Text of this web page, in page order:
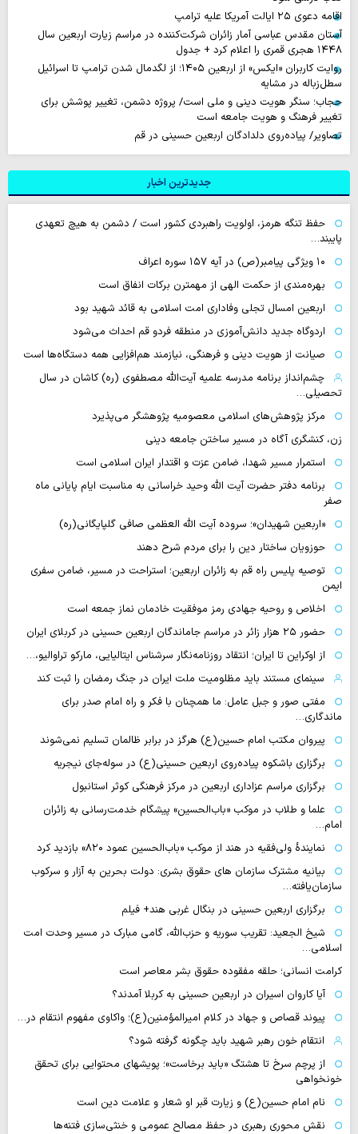
اقامه دعوی ۲۵ ایالت آمریکا علیه ترامپ
آستان مقدس عباسی آمار زائران شرکت‌کننده در مراسم زیارت اربعین سال
۱۴۴۸ هجری قمری را اعلام کرد + جدول
روایت‌ کاربران «ایکس» از اربعین ۱۴۰۵؛ از لگدمال شدن ترامپ تا اسرائیل
سطل‌زباله‌ در مشایه
حجاب؛ سنگر هویت دینی و ملی است/ پروژه دشمن، تغییر پوشش برای
تغییر فرهنگ و هویت جامعه است
تصاویر/ پیاده‌روی دلدادگان اربعین حسینی در قم
جدیدترین اخبار
حفظ تنگه هرمز، اولویت راهبردی کشور است / دشمن به هیچ تعهدی
پایبند…
۱۰ ویژگی پیامبر(ص) در آیه ۱۵۷ سوره اعراف
بهره‌مندی از حکمت الهی از مهمترن برکات انفاق است
اربعین امسال تجلی وفاداری امت اسلامی به قائد شهید بود
اردوگاه جدید دانش‌آموزی در منطقه فردو قم احداث می‌شود
صیانت از هویت دینی و فرهنگی، نیازمند هم‌افزایی همه دستگاه‌ها است
چشم‌انداز برنامه مدرسه علمیه آیت‌الله مصطفوی (ره) کاشان در سال
تحصیلی…
مرکز پژوهش‌های اسلامی معصومیه پژوهشگر می‌پذیرد
زن، کنشگری آگاه در مسیر ساختن جامعه دینی
استمرار مسیر شهدا، ضامن عزت و اقتدار ایران اسلامی است
برنامه دفتر حضرت آیت الله وحید خراسانی به مناسبت ایام پایانی ماه
صفر
«اربعین شهیدان»؛ سروده آیت الله العظمی صافی گلپایگانی(ره)
حوزویان ساختار دین را برای مردم شرح دهند
توصیه پلیس راه قم به زائران اربعین؛ استراحت در مسیر، ضامن سفری
ایمن
اخلاص و روحیه جهادی رمز موفقیت خادمان نماز جمعه است
حضور ۲۵ هزار زائر در مراسم جاماندگان اربعین حسینی در کربلای ایران
از اوکراین تا ایران؛ انتقاد روزنامه‌نگار سرشناس ایتالیایی، مارکو تراوالیو،…
سینمای مستند باید مظلومیت ملت ایران در جنگ رمضان را ثبت کند
مفتی صور و جبل عامل: ما همچنان با فکر و راه امام صدر برای
ماندگاری…
پیروان مکتب امام حسین(ع) هرگز در برابر ظالمان تسلیم نمی‌شوند
برگزاری باشکوه پیاده‌روی اربعین حسینی(ع) در سوله‌جای نیجریه
برگزاری مراسم عزاداری اربعین در مرکز فرهنگی کوثر استانبول
علما و طلاب در موکب «باب‌الحسین» پیشگام خدمت‌رسانی به زائران
امام…
نمایندهٔ ولی‌فقیه در هند از موکب «باب‌الحسین عمود ۸۲۰» بازدید کرد
بیانیه مشترک سازمان های حقوق بشری: دولت بحرین به آزار و سرکوب
سازمان‌یافته…
برگزاری اربعین حسینی در بنگال غربی هند+ فیلم
شیخ الجعید: تقریب سوریه و حزب‌الله، گامی مبارک در مسیر وحدت امت
اسلامی…
کرامت انسانی؛ حلقه مفقوده حقوق بشر معاصر است
آیا کاروان اسیران در اربعین حسینی به کربلا آمدند؟
پیوند قصاص و جهاد در کلام امیرالمؤمنین(ع)؛ واکاوی مفهوم انتقام در…
انتقام خون رهبر شهید باید چگونه گرفته شود؟
از پرچم سرخ تا هشتگ «باید برخاست»؛ پویشهای محتوایی برای تحقق
خونخواهی
نام امام حسین(ع) و زیارت قبر او شعار و علامت دین است
نقش محوری رهبری در حفظ مصالح عمومی و خنثی‌سازی فتنه‌ها